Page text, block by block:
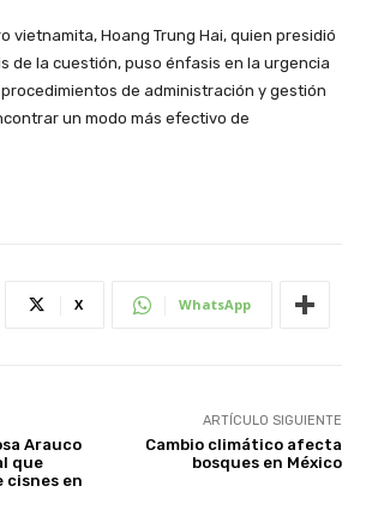
vietnamita, Hoang Trung Hai, quien presidió
de la cuestión, puso énfasis en la urgencia
de administración y gestión
un modo más efectivo de
X WhatsApp
Arauco
que
cisnes en
ARTÍCULO SIGUIENTE
Cambio climático afecta
bosques en México